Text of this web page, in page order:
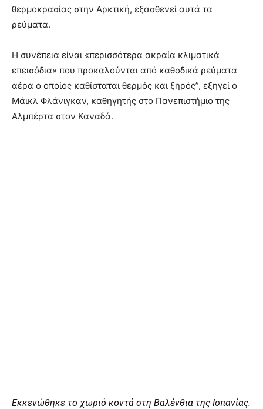
θερμοκρασίας στην Αρκτική, εξασθενεί αυτά τα
ρεύματα.
Η συνέπεια είναι «περισσότερα ακραία κλιματικά
επεισόδια» που προκαλούνται από καθοδικά ρεύματα
αέρα ο οποίος καθίσταται θερμός και ξηρός”, εξηγεί ο
Μάικλ Φλάνιγκαν, καθηγητής στο Πανεπιστήμιο της
Αλμπέρτα στον Καναδά.
Εκκενώθηκε το χωριό κοντά στη Βαλένθια της Ισπανίας.